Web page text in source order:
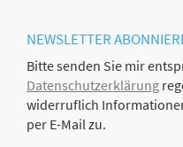
NEWSLETTER
Bitte senden Sie mir
Datenschutzerklärung
widerruflich
per E-Mail zu.